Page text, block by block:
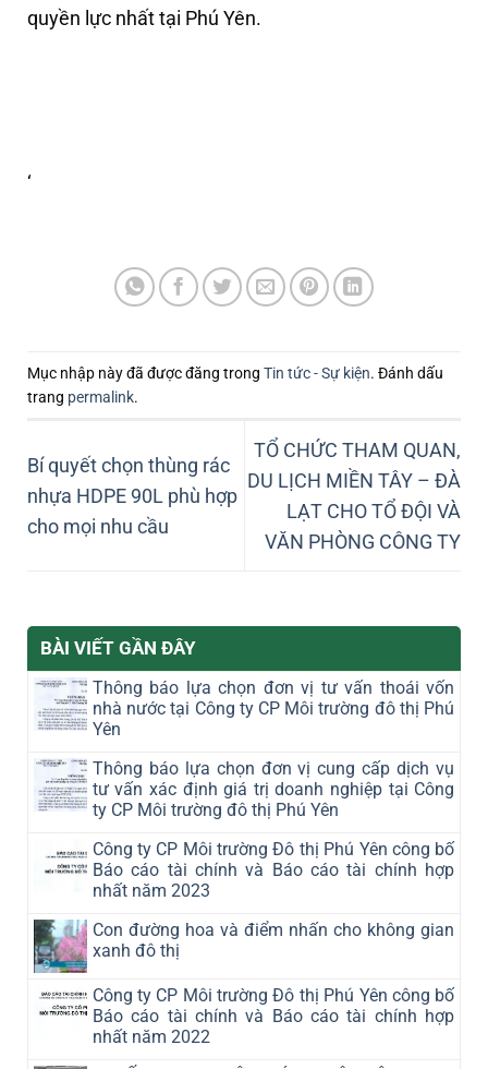
quyền lực nhất tại Phú Yên.
‘
Mục nhập này đã được đăng trong Tin tức - Sự kiện. Đánh dấu
trang permalink.
Bí quyết chọn thùng rác
nhựa HDPE 90L phù hợp
cho mọi nhu cầu
TỔ CHỨC THAM QUAN,
DU LỊCH MIỀN TÂY – ĐÀ
LẠT CHO TỔ ĐỘI VÀ
VĂN PHÒNG CÔNG TY
BÀI VIẾT GẦN ĐÂY
Thông báo lựa chọn đơn vị tư vấn thoái vốn
nhà nước tại Công ty CP Môi trường đô thị Phú
Yên
Thông báo lựa chọn đơn vị cung cấp dịch vụ
tư vấn xác định giá trị doanh nghiệp tại Công
ty CP Môi trường đô thị Phú Yên
Công ty CP Môi trường Đô thị Phú Yên công bố
Báo cáo tài chính và Báo cáo tài chính hợp
nhất năm 2023
Con đường hoa và điểm nhấn cho không gian
xanh đô thị
Công ty CP Môi trường Đô thị Phú Yên công bố
Báo cáo tài chính và Báo cáo tài chính hợp
nhất năm 2022